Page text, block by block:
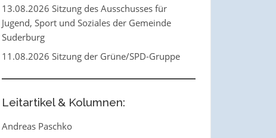
13.08.2026 Sitzung des Ausschusses für
Jugend, Sport und Soziales der Gemeinde
Suderburg
11.08.2026 Sitzung der Grüne/SPD-Gruppe
Leitartikel & Kolumnen:
Andreas Paschko